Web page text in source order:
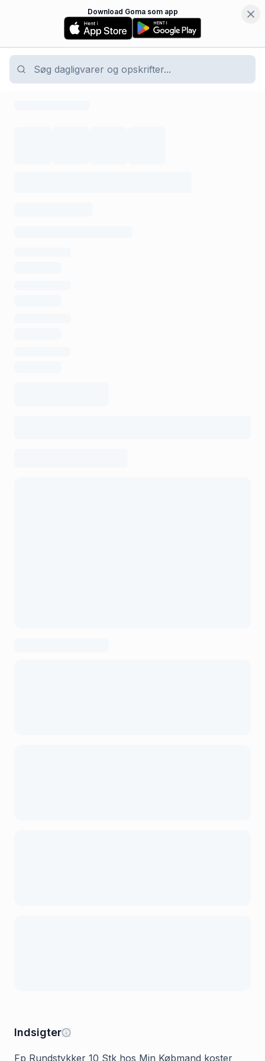
Download Goma som app
Indsigter
Fp Rundstykker 10 Stk hos Min Købmand koster